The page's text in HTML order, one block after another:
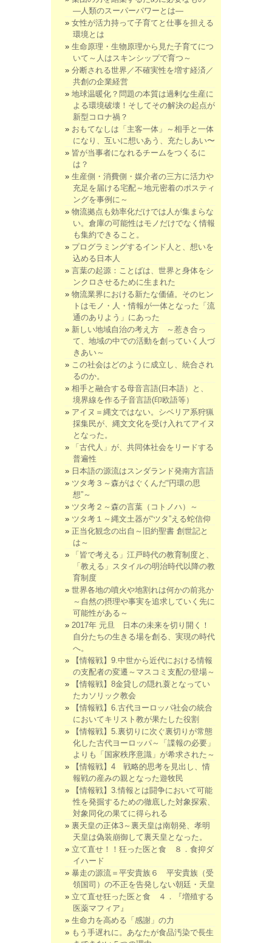
―人類のスーパーパワーとは―
女性が活力持って子育てと仕事を担える
環境とは
生命原理・生物原理から見た子育てにつ
いて～人はスキンシップで育つ～
分断される世界／不確実性を増す経済／
共創の企業経営
地球温暖化？問題の本質は過剰な生産に
よる環境破壊！そしてその解決の起点が
新型コロナ禍？
おもてなしは「主客一体」～相手と一体
になり、互いに想いあう、充たしあい〜
皆が当事者になれるチームをつくるに
は？
生産側・消費側・媒介者の三方に活力や
充足を届ける宅配～地元密着のポスティ
ングを事例に～
物流拠点も効率化だけでは人が集まらな
い。倉庫の可能性はモノだけでなく情報
も集約できること。
プログラミングするインド人と、想いを
込める日本人
言葉の起源：ことばは、世界と身体をシ
ンクロさせるために生まれた
物流業界における新たな価値。そのヒン
トはモノ・人・情報が一体となった「流
通のありよう」にあった
新しい地域自治の考え方 ～惹き合っ
て、地域の中での活動を創っていく人づ
きあい～
この社会はどのように成立し、統合され
るのか。
相手と融合する母音言語(日本語）と、
境界線を作る子音言語(印欧語等）
アイヌ＝縄文ではない。シベリア系狩猟
採集民が、縄文文化を受け入れてアイヌ
となった。
「古代人」が、共同体社会をリードする
普遍性
日本語の源流はスンダランド発南方言語
ツタ考３～森がはぐくんだ“円環の思
想”～
ツタ考２～森の言葉（コトノハ）～
ツタ考１～縄文土器が“ツタ”える蛇信仰
正当化観念の出自～旧約聖書 創世記と
は～
「皆で考える」江戸時代の教育制度と、
「教える」スタイルの明治時代以降の教
育制度
世界各地の噴火や地割れは何かの前兆か
～自然の摂理や事実を追求していく先に
可能性がある～
2017年 元旦 日本の未来を切り開く！
自分たちの生きる場を創る、実現の時代
へ。
【情報戦】9.中世から近代における情報
の支配者の変遷～マスコミ支配の登場～
【情報戦】8金貸しの隠れ蓑となってい
たカソリック教会
【情報戦】6.古代ヨーロッパ社会の統合
においてキリスト教が果たした役割
【情報戦】5.裏切りに次ぐ裏切りが常態
化した古代ヨーロッパ～「諜報の必要」
よりも「国家秩序意識」が希求された～
【情報戦】4 戦略的思考を見出し、情
報戦の産みの親となった遊牧民
【情報戦】3.情報とは闘争において可能
性を発掘するための徹底した対象探索、
対象同化の果てに得られる
裏天皇の正体3～裏天皇は南朝発、孝明
天皇は偽装崩御して裏天皇となった。
立て直せ！！狂った医と食 ８．食抑ダ
イハード
暴走の源流＝平安貴族６ 平安貴族（受
領国司）の不正を告発しない朝廷・天皇
立て直せ狂った医と食 ４．『増殖する
医薬マフィア』
生命力を高める「感謝」の力
もう手遅れに。あなたが食品汚染で長生